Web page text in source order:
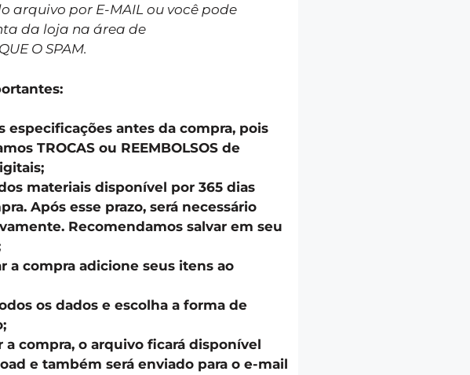
arquivo por E-MAIL ou você pode
da loja na área de
O SPAM.
especificações antes da compra, pois
TROCAS ou REEMBOLSOS de
materiais disponível por 365 dias
Após esse prazo, será necessário
Recomendamos salvar em seu
a compra adicione seus itens ao
os dados e escolha a forma de
a compra, o arquivo ficará disponível
e também será enviado para o e-mail